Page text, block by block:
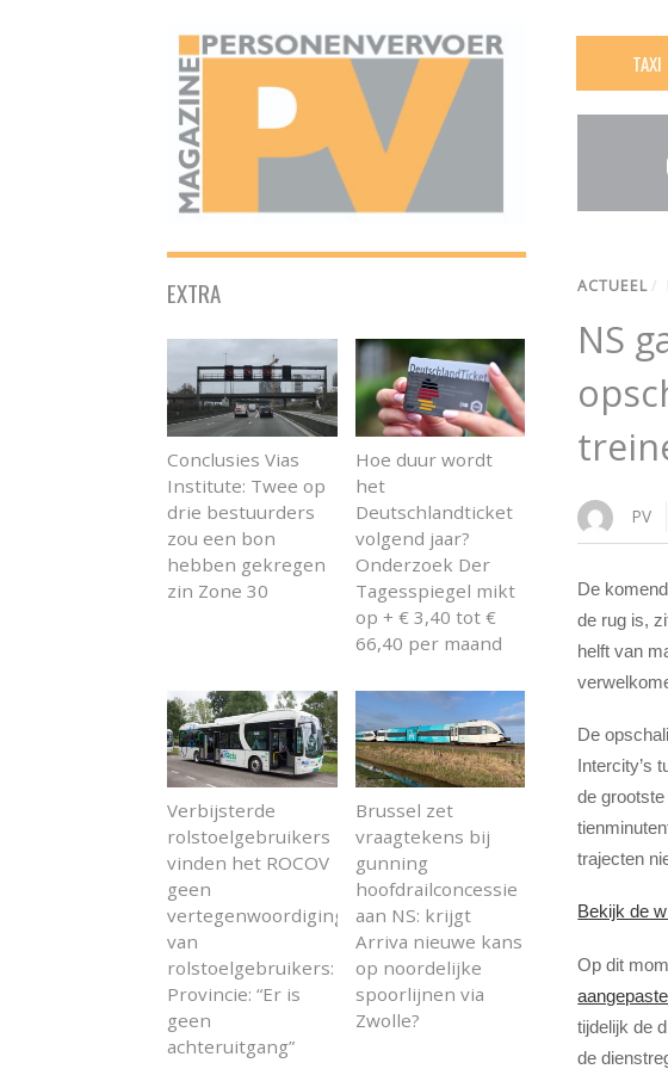
TAXI
ACTUEEL/
NS
PV
De
de rug is,
helft van
De
Intercity’s
de
trajecten
Bekijk de
Op dit
tijdelijk de
de
EXTRA
Conclusies Vias
Institute: Twee op
drie bestuurders
zou een bon
hebben gekregen
zin Zone 30
Hoe duur wordt
het
Deutschlandticket
volgend jaar?
Onderzoek Der
Tagesspiegel mikt
op + € 3,40 tot €
66,40 per maand
Verbijsterde
rolstoelgebruikers
vinden het ROCOV
geen
vertegenwoordiging
van
rolstoelgebruikers:
Provincie: “Er is
geen
achteruitgang”
Brussel zet
vraagtekens bij
gunning
hoofdrailconcessie
aan NS: krijgt
Arriva nieuwe kans
op noordelijke
spoorlijnen via
Zwolle?